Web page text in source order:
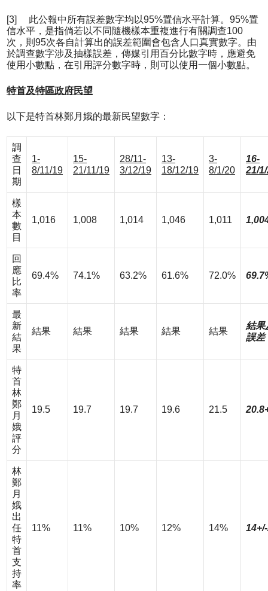
[3] 此公報中所有誤差數字均以95%置信水平計算。95%置
信水平，是指倘若以不同隨機樣本重複進行有關調查100
次，則95次各自計算出的誤差範圍會包含人口真實數字。由
於調查數字涉及抽樣誤差，傳媒引用百分比數字時，應避免
使用小數點，在引用評分數字時，則可以使用一個小數點。
特首及特區政府民望
以下是特首林鄭月娥的最新民望數字：
調
查
日
期
1-
8/11/19
15-
21/11/19
28/11-
3/12/19
13-
18/12/19
3-
8/1/20
16-
21/
樣
本
數
目
1,016 1,008 1,014 1,046 1,011
回
應
比
率
69.4% 74.1% 63.2% 61.6% 72.0%
最
新
結
果
結果 結果 結果 結果 結果
結果
誤差
特
首
林
鄭
月
娥
評
分
19.5 19.7 19.7 19.6 21.5
林
鄭
月
娥
出
任
特
首
支
持
率
11% 11% 10% 12% 14%